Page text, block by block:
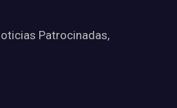
Patrocinadas,